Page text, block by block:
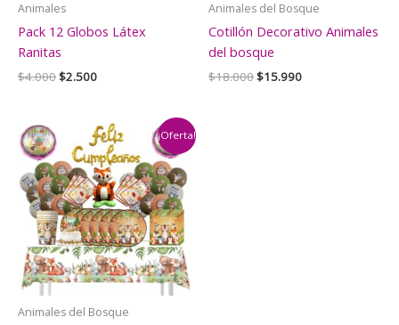
Animales
Pack 12 Globos Látex
Ranitas
$4.000El
$4.000.
$2.500El
es:
$2.500.
Animales del Bosque
Cotillón Decorativo Animales
del bosque
$18.000El
$15.990El
¡Oferta!
Animales del Bosque